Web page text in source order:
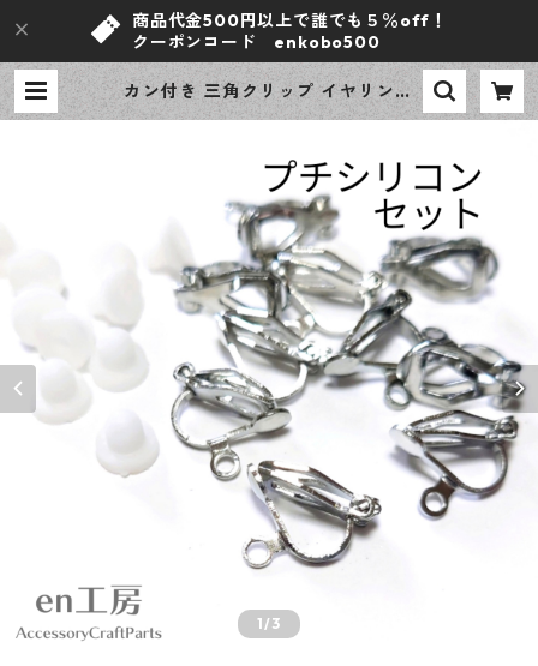
商品代金500円以上で誰でも５％off！
クーポンコード enkobo500
カン付き 三角クリップ イヤリング
シルバー 20ピース アクセサリーパ
1/3